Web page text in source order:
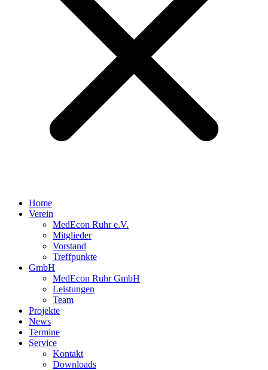
Home
Verein
MedEcon Ruhr e.V.
Mitglieder
Vorstand
Treffpunkte
GmbH
MedEcon Ruhr GmbH
Leistungen
Team
Projekte
News
Termine
Service
Kontakt
Downloads